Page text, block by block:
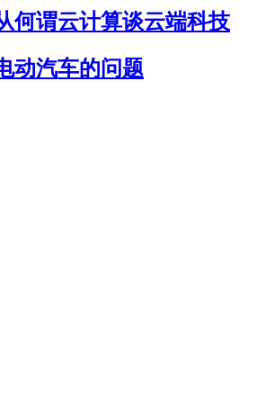
何谓云计算谈云端科技
动汽车的问题